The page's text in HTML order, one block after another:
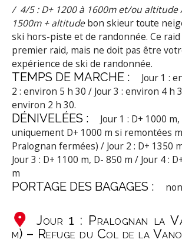
/ 4/5 : D+ 1200 à 1600m et/ou altitude
1500m + altitude bon skieur toute
ski hors-piste et de randonnée. Ce
premier raid, mais ne doit pas être
expérience de ski de randonnée.
TEMPS DE MARCHE :
Jour 1 :
2 : environ 5 h 30 / Jour 3 : environ 4 h
environ 2 h 30.
DÉNIVELÉES :
Jour 1 : D+ 1000
uniquement D+ 1000 m si remontées
Pralognan fermées) / Jour 2 : D+ 1350
Jour 3 : D+ 1100 m, D- 850 m / Jour 4 :
m
PORTAGE DES BAGAGES : non
Jour 1 : Pralognan la
m) – Refuge du Col de la